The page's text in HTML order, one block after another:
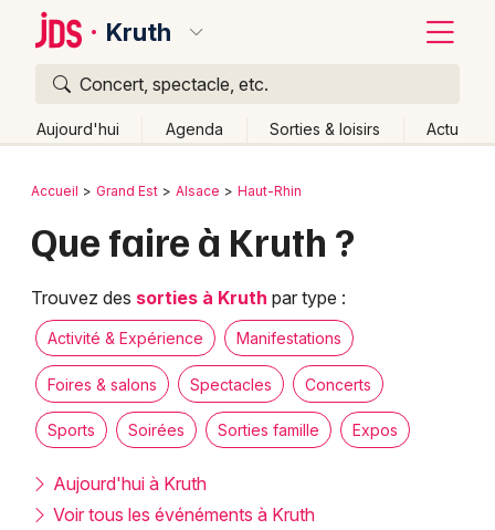
Kruth
Concert, spectacle, etc.
Aujourd'hui Agenda Sorties & loisirs Actu
Publier un événement
Grands événements
Activité & Expérience
Manifestations
Foires & salons
Bordeaux
Lille
Lyon
Marseille
Montpellier
Retour
Accueil Grand Est Alsace Haut-Rhin
Que faire à Kruth ?
Trouvez des sorties à Kruth par type :
Activité & Expérience Manifestations
Foires & salons Spectacles Concerts
Sports Soirées Sorties famille Expos
Aujourd'hui à Kruth
Voir tous les événéments à Kruth
Quoi ?
Où ?
Près de moi
Changer de lieu
Quand ?
Effacer les dates
Aujourd'hui
Demain Ce week-end Autre